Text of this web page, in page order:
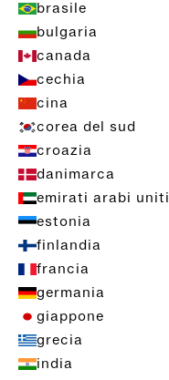
brasile
bulgaria
canada
cechia
cina
corea del sud
croazia
danimarca
emirati arabi uniti
estonia
finlandia
francia
germania
giappone
grecia
india